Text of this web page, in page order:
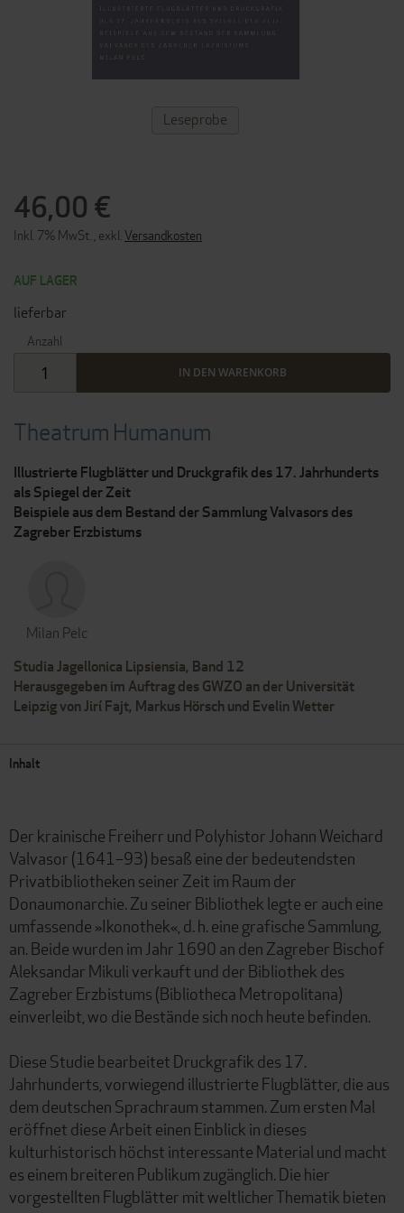
Theatrum Humanum
Illustrierte Flugblätter und Druckgrafik des 17. Jahrhunderts
als Spiegel der Zeit
Beispiele aus dem Bestand der Sammlung Valvasors des
Zagreber Erzbistums
Milan Pelc
Studia Jagellonica Lipsiensia, Band 12
Herausgegeben im Auftrag des GWZO an der Universität
Leipzig von Jirí Fajt, Markus Hörsch und Evelin Wetter
46,00 €
Inkl. 7% MwSt. exkl. Versandkosten
AUF LAGER
lieferbar
Anzahl
IN DEN WARENKORB
ZUM
ANFANG
Leseprobe
Inhalt
Der krainische Freiherr und Polyhistor Johann Weichard
Valvasor (1641–93) besaß eine der bedeutendsten
Privatbibliotheken seiner Zeit im Raum der
Donaumonarchie. Zu seiner Bibliothek legte er auch eine
umfassende »Ikonothek«, d. h. eine grafische Sammlung,
an. Beide wurden im Jahr 1690 an den Zagreber Bischof
Aleksandar Mikuli verkauft und der Bibliothek des
Zagreber Erzbistums (Bibliotheca Metropolitana)
einverleibt, wo die Bestände sich noch heute befinden.
Diese Studie bearbeitet Druckgrafik des 17.
Jahrhunderts, vorwiegend illustrierte Flugblätter, die aus
dem deutschen Sprachraum stammen. Zum ersten Mal
eröffnet diese Arbeit einen Einblick in dieses
kulturhistorisch höchst interessante Material und macht
es einem breiteren Publikum zugänglich. Die hier
vorgestellten Flugblätter mit weltlicher Thematik bieten